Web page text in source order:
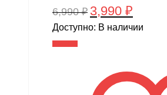
6,990₽ Первоначальная
цена
3,990 ₽
цена:
Доступно: В наличии